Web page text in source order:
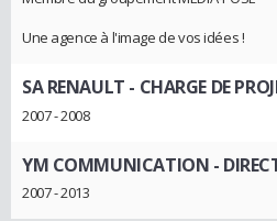
Une agence à l'image de vos idées !
SA RENAULT - CHARGE DE
2007 - 2008
YM COMMUNICATION -
2007 - 2013